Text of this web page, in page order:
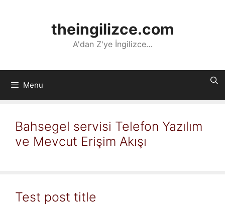
theingilizce.com
A'dan Z'ye İngilizce…
Menu
Bahsegel servisi Telefon Yazılım
ve Mevcut Erişim Akışı
Test post title